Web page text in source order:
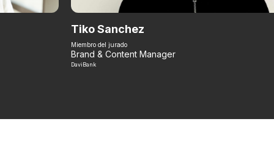
Tiko Sanchez
Miembro del jurado
Brand & Content Manager
DaviBank